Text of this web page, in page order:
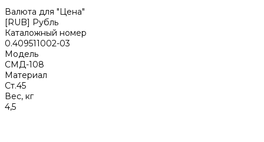
Валюта для "Цена"
[RUB] Рубль
Каталожный номер
0.409511002-03
Модель
СМД-108
Материал
Ст.45
Вес, кг
4,5